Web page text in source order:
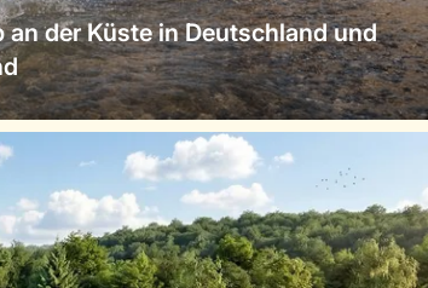
an der Küste in Deutschland und